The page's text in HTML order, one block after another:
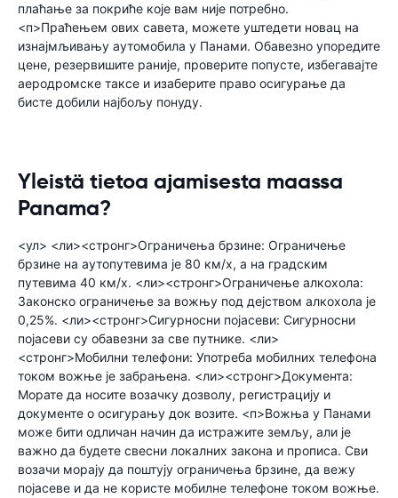
плаћање за покриће које вам није потребно.
<п>Праћењем ових савета, можете уштедети новац на
изнајмљивању аутомобила у Панами. Обавезно упоредите
цене, резервишите раније, проверите попусте, избегавајте
аеродромске таксе и изаберите право осигурање да
бисте добили најбољу понуду.
Yleistä tietoa ajamisesta maassa
Panama?
<ул> <ли><стронг>Ограничења брзине: Ограничење
брзине на аутопутевима је 80 км/х, а на градским
путевима 40 км/х. <ли><стронг>Ограничење алкохола:
Законско ограничење за вожњу под дејством алкохола је
0,25%. <ли><стронг>Сигурносни појасеви: Сигурносни
појасеви су обавезни за све путнике. <ли>
<стронг>Мобилни телефони: Употреба мобилних телефона
током вожње је забрањена. <ли><стронг>Документа:
Морате да носите возачку дозволу, регистрацију и
документе о осигурању док возите. <п>Вожња у Панами
може бити одличан начин да истражите земљу, али је
важно да будете свесни локалних закона и прописа. Сви
возачи морају да поштују ограничења брзине, да вежу
појасеве и да не користе мобилне телефоне током вожње.